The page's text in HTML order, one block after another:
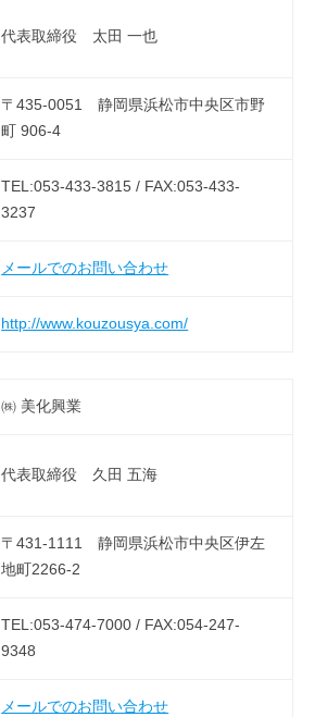
代表取締役 太田 一也
〒435-0051 静岡県浜松市中央区市野
町 906-4
TEL:053-433-3815 / FAX:053-433-
3237
メールでのお問い合わせ
http://www.kouzousya.com/
㈱ 美化興業
代表取締役 久田 五海
〒431-1111 静岡県浜松市中央区伊左
地町2266-2
TEL:053-474-7000 / FAX:054-247-
9348
メールでのお問い合わせ